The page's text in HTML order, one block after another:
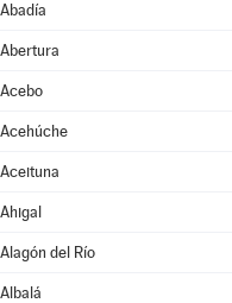
Abadía
Abertura
Acebo
Acehúche
Aceituna
Ahigal
Alagón del Río
Albalá